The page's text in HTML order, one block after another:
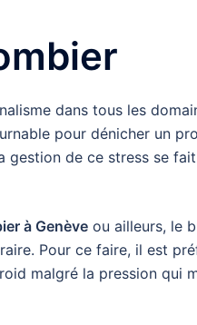
dans tous les
pour dénicher un
gestion de ce stress se
à Genève ou ailleurs, le
Pour ce faire, il est
malgré la pression qui